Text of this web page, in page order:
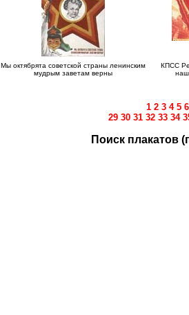
Мы октябрята советской страны ленинским
мудрым заветам верны
КПСС
1 2 3 4 5 6
29 30 31 32 33 34
Поиск плакатов